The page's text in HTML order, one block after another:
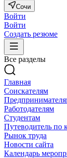
Сочи
Войти
Войти
Создать резюме
Все разделы
Главная
Соискателям
Работодателям
Студентам
Путеводитель по
Рынок труда
Новости сайта
Календарь